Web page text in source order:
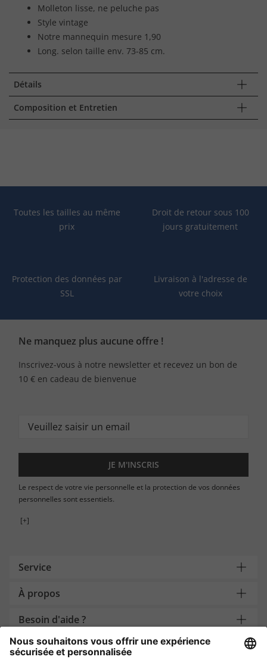
Molleton lisse, ne peluche pas
Style vintage
Notre mannequin mesure 1,90
Long. selon taille env. 73-85 cm.
Détails
Composition et Entretien
Toutes les tailles au même
prix
Droit de retour sous 100
jours gratuitement
Protection des données par
SSL
Livraison à l'adresse de
votre choix
Ne manquez plus aucune offre !
Inscrivez-vous à notre newsletter et recevez un bon de
10 € en cadeau de bienvenue
JE M'INSCRIS
Le respect de votre vie personnelle et la protection de vos données
personnelles sont essentiels.
[+]
Service
À propos
Besoin d'aide ?
Payment and Delivery